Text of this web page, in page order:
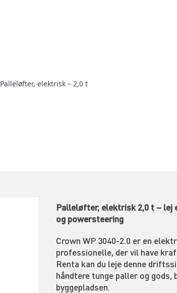
Palleløfter, elektrisk – 2,0 t
Palleløfter, elektrisk 2,0 t – lej
og powersteering
Crown WP 3040-2.0 er en
professionelle, der vil have
Renta kan du leje denne
håndtere tunge paller og gods,
byggepladsen.